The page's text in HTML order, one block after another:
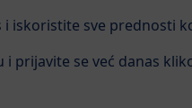
i iskoristite sve prednosti
prijavite se već danas